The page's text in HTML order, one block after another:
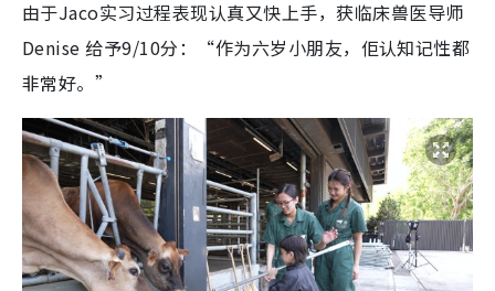
由于Jaco实习过程表现认真又快上手，获临床兽医导师
Denise 给予9/10分：“作为六岁小朋友，佢认知记性都
非常好。”